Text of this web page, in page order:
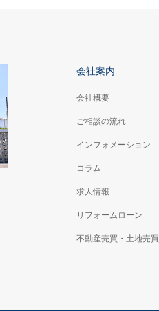
会社案内
会社概要
ご相談の流れ
インフォメーション
コラム
求人情報
リフォームローン
不動産売買・土地売買